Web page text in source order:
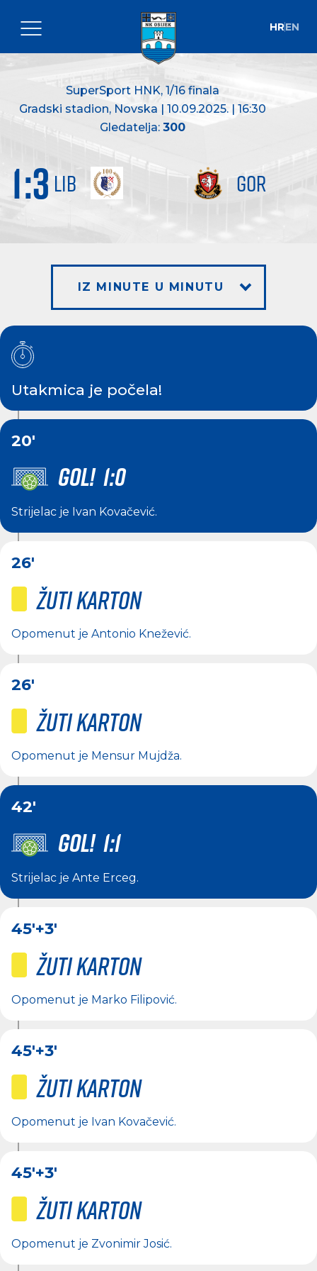
HREN
SuperSport HNK, 1/16 finala
Gradski stadion, Novska | 10.09.2025. | 16:30
Gledatelja:300
LIB GOR
1:3
IZ MINUTE U MINUTU
Utakmica je počela!
20'
GOL! 1:0
Strijelac je Ivan Kovačević.
26'
Žuti karton
Opomenut je Antonio Knežević.
26'
Žuti karton
Opomenut je Mensur Mujdža.
42'
GOL! 1:1
Strijelac je Ante Erceg.
45'+3'
Žuti karton
Opomenut je Marko Filipović.
45'+3'
Žuti karton
Opomenut je Ivan Kovačević.
45'+3'
Žuti karton
Opomenut je Zvonimir Josić.